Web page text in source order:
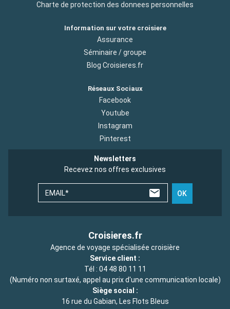
Charte de protection des donnees personnelles
Information sur votre croisiere
Assurance
Séminaire / groupe
Blog Croisieres.fr
Réseaux Sociaux
Facebook
Youtube
Instagram
Pinterest
Newsletters
Recevez nos offres exclusives
EMAIL* OK
Croisieres.fr
Agence de voyage spécialisée croisière
Service client :
Tél : 04 48 80 11 11
(Numéro non surtaxé, appel au prix d'une communication locale)
Siège social :
16 rue du Gabian, Les Flots Bleus